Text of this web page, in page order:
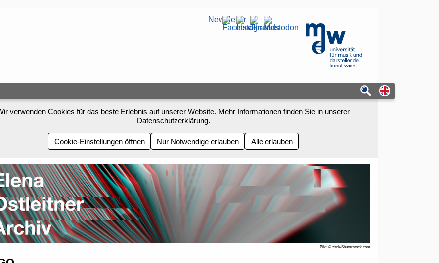
mdw - Homepage
Newsletter
Switch to
verwenden Cookies für das beste Erlebnis auf unserer Website. Mehr Informationen finden Sie in unserer
Datenschutzerklärung.
Cookie-Einstellungen öffnen Nur Notwendige erlauben Alle erlauben
Bild: © zsnk/Shutterstock.com